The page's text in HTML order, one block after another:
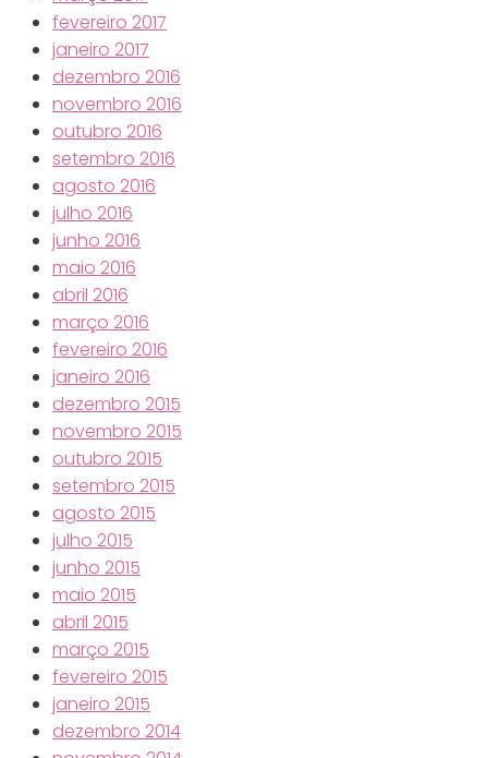
fevereiro 2017
janeiro 2017
dezembro 2016
novembro 2016
outubro 2016
setembro 2016
agosto 2016
julho 2016
junho 2016
maio 2016
abril 2016
março 2016
fevereiro 2016
janeiro 2016
dezembro 2015
novembro 2015
outubro 2015
setembro 2015
agosto 2015
julho 2015
junho 2015
maio 2015
abril 2015
março 2015
fevereiro 2015
janeiro 2015
dezembro 2014